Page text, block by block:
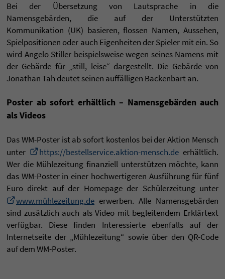
Bei der Übersetzung von Lautsprache in die
Namensgebärden, die auf der Unterstützten
Kommunikation (UK) basieren, flossen Namen, Aussehen,
Spielpositionen oder auch Eigenheiten der Spieler mit ein. So
wird Angelo Stiller beispielsweise wegen seines Namens mit
der Gebärde für „still, leise“ dargestellt. Die Gebärde von
Jonathan Tah deutet seinen auffälligen Backenbart an.
Poster ab sofort erhältlich – Namensgebärden auch
als Videos
Das WM-Poster ist ab sofort kostenlos bei der Aktion Mensch
unter
https://bestellservice.aktion-mensch.de erhältlich.
Wer die Mühlezeitung finanziell unterstützen möchte, kann
das WM-Poster in einer hochwertigeren Ausführung für fünf
Euro direkt auf der Homepage der Schülerzeitung unter
www.mühlezeitung.de erwerben. Alle Namensgebärden
sind zusätzlich auch als Video mit begleitendem Erklärtext
verfügbar. Diese finden Interessierte ebenfalls auf der
Internetseite der „Mühlezeitung“ sowie über den QR-Code
auf dem WM-Poster.